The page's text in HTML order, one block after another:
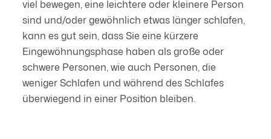
viel bewegen, eine leichtere oder kleinere Person
sind und/oder gewöhnlich etwas länger schlafen,
kann es gut sein, dass Sie eine kürzere
Eingewöhnungsphase haben als große oder
schwere Personen, wie auch Personen, die
weniger Schlafen und während des Schlafes
überwiegend in einer Position bleiben.